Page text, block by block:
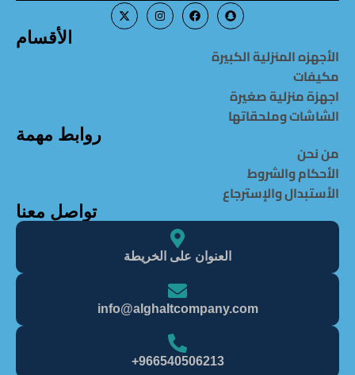
الأقسام
الأجهزه المنزلية الكبيرة
مكيفات
اجهزة منزلية صغيرة
الشاشات وملحقاتها
روابط مهمة
من نحن
الأحكام والشروط
الأستبدال والإسترجاع
تواصل معنا
العنوان على الخريطة
info@alghaItcompany.com
966540506213+